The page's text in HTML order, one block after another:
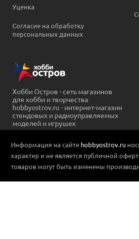
Уценка
Согласие на обработку
персональных данных
Хобби Остров - сеть магазинов
для хобби и творчества
hobbyostrov.ru - интернет-магазин
стендовых и радиоуправляемых
моделей и игрушек
Информация на сайте hobbyostrov.ru
характер и не является публичной
товаров могут быть изменены